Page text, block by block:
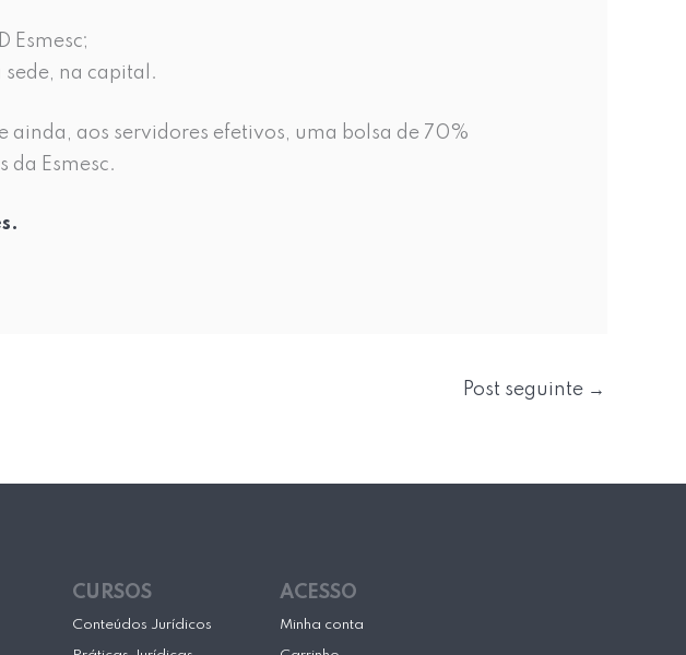
Esmesc;
sede, na capital.
ainda, aos servidores efetivos, uma bolsa de 70%
da Esmesc.
Post seguinte →
CURSOS
Conteúdos Jurídicos
ACESSO
Minha conta